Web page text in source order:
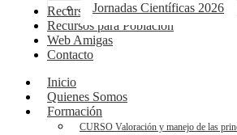
Jornadas Científicas 2026
Recursos para socias
Recursos para Población
Web Amigas
Contacto
Inicio
Quienes Somos
Formación
CURSO Valoración y manejo de las